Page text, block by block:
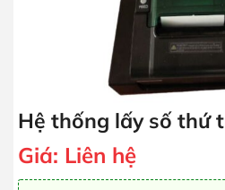
Hệ thống lấy số thứ
Giá: Liên hệ